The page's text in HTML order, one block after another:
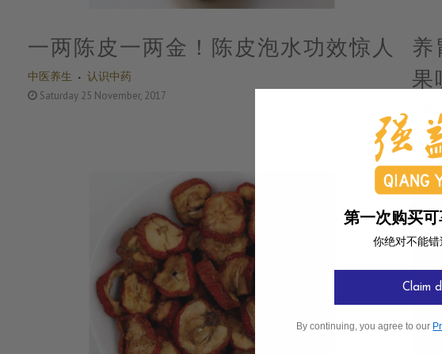
中医养生 认识中药
一两陈皮一两金！陈皮泡水功效惊人
Saturday 25 November, 2017
养
果
第一次购买
你绝对不能
Claim
By continuing, you agree to our